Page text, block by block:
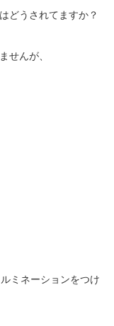
どうされてますか？
せんが、
ミネーションをつけ